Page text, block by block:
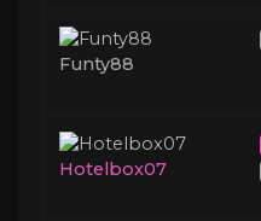
Funty88
Hotelbox07